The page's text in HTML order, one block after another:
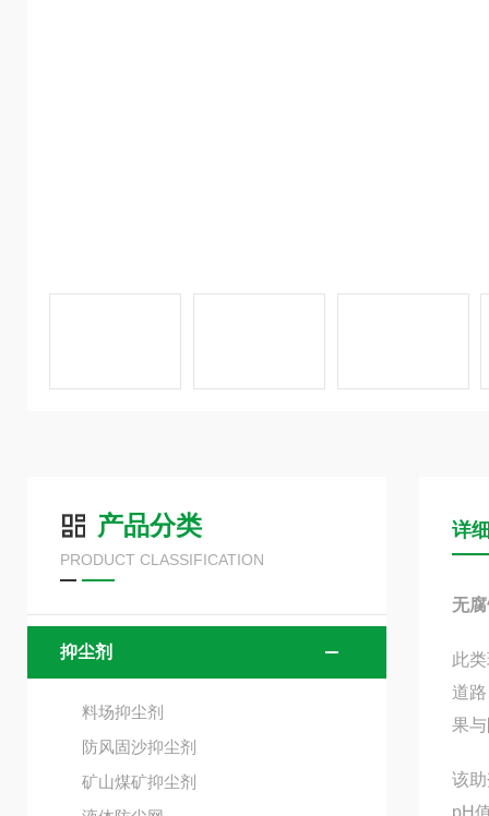
产品分类
PRODUCT CLASSIFICATION
抑尘剂
料场抑尘剂
防风固沙抑尘剂
矿山煤矿抑尘剂
详
无
此
道
果
该
pH